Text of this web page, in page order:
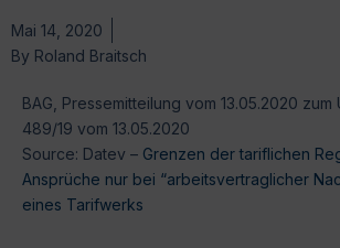
Mai 14, 2020
By Roland Braitsch
BAG, Pressemitteilung vom 13.05.2020 zum
489/19 vom 13.05.2020
Source: Datev – Grenzen der tariflichen
Ansprüche nur bei “arbeitsvertraglicher
eines Tarifwerks